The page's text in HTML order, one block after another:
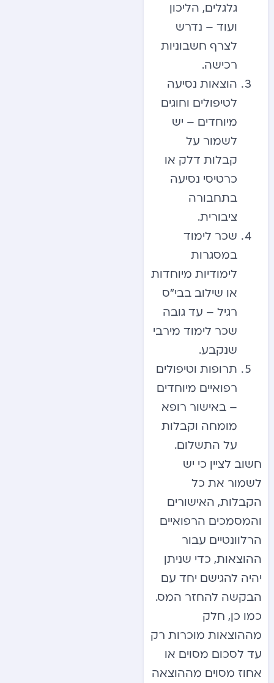
גלגלים, הליכון
ועוד – נדרש
לצרף חשבוניות
רכישה.
הוצאות נסיעה
לטיפולים וחוגים
מיוחדים – יש
לשמור על
קבלות דלק או
כרטיסי נסיעה
בתחבורה
ציבורית.
שכר לימוד
במסגרות
לימודיות מיוחדות
או שילוב בבי”ס
רגיל – עד גובה
שכר לימוד מירבי
שנקבע.
תרופות וטיפולים
רפואיים מיוחדים
– באישור רופא
מומחה וקבלות
על התשלום.
חשוב לציין כי יש
לשמור את כל
הקבלות, האישורים
והמסמכים הרפואיים
הרלוונטיים עבור
ההוצאות, כדי שניתן
יהיה להגישם יחד עם
הבקשה להחזר המס.
כמו כן, חלק
מההוצאות מוכרות רק
עד לסכום מסוים או
אחוז מסוים מההוצאה